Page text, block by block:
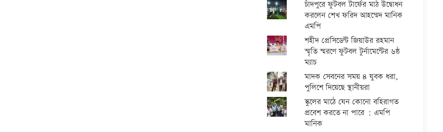
চাঁদপুরে ফুটবল টার্ফের মাঠ উদ্বোধন
করলেন শেখ ফরিদ আহম্মেদ মানিক
এমপি
শহীদ প্রেসিডেন্ট জিয়াউর রহমান
স্মৃতি স্মরণে ফুটবল টুর্নামেন্টের ৬ষ্ঠ
ম্যাচ
মাদক সেবনের সময় ৪ যুবক ধরা,
পুলিশে দিয়েছে স্থানীয়রা
স্কুলের মাঠে যেন কোনো বহিরাগত
প্রবেশ করতে না পারে : এমপি
মানিক